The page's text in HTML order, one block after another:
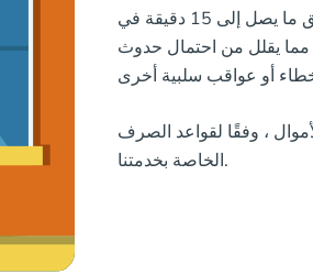
تستغرق معالجة التطبيق ما يصل إلى 15 دقيقة في
مما يقلل من احتمال حدوث
، وفقًا لقواعد الصرف
الخاصة بخدمتنا.